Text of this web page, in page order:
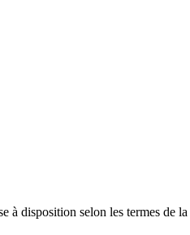
à disposition selon les termes de la